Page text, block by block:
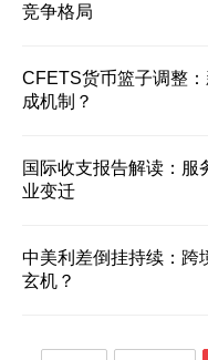
竞争格局
CFETS货币篮子调整
成机制？
国际收支报告解读：服
业变迁
中美利差倒挂持续：跨
玄机？